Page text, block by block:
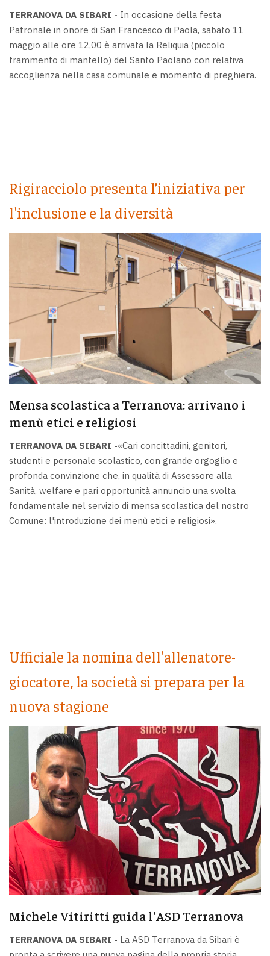
TERRANOVA DA SIBARI - In occasione della festa
Patronale in onore di San Francesco di Paola, sabato 11
maggio alle ore 12,00 è arrivata la Reliquia (piccolo
frammento di mantello) del Santo Paolano con relativa
accoglienza nella casa comunale e momento di preghiera.
Rigiracciolo presenta l’iniziativa per
l'inclusione e la diversità
Mensa scolastica a Terranova: arrivano i
menù etici e religiosi
TERRANOVA DA SIBARI -«Cari concittadini, genitori,
studenti e personale scolastico, con grande orgoglio e
profonda convinzione che, in qualità di Assessore alla
Sanità, welfare e pari opportunità annuncio una svolta
fondamentale nel servizio di mensa scolastica del nostro
Comune: l'introduzione dei menù etici e religiosi».
Ufficiale la nomina dell'allenatore-
giocatore, la società si prepara per la
nuova stagione
Michele Vitiritti guida l'ASD Terranova
TERRANOVA DA SIBARI - La ASD Terranova da Sibari è